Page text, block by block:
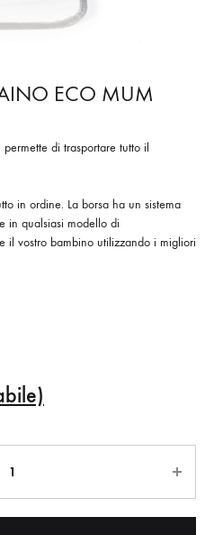
ECO MUM
di trasportare tutto il
in ordine. La borsa ha un sistema
in qualsiasi modello di
il vostro bambino utilizzando i migliori